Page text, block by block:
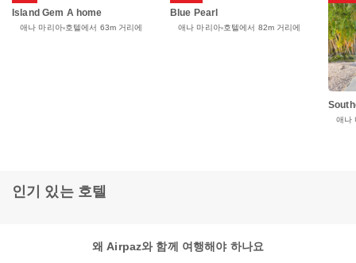
Island Gem A home
애나 마리아 호텔에서 63m 거리에
Blue Pearl
애나 마리아 호텔에서 82m 거리에
애나
인기 있는 호텔
왜 Airpaz와 함께 여행해야 하나요